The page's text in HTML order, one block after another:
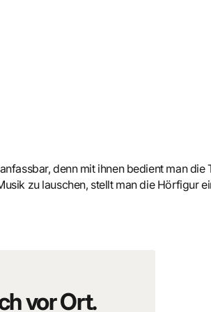
denn mit ihnen bedient man die
zu lauschen, stellt man die Hörfigur
vor Ort.